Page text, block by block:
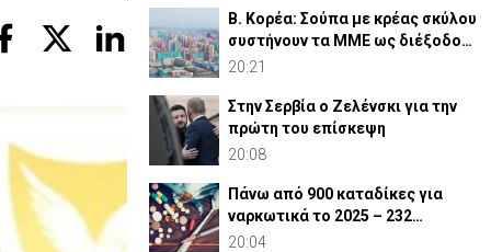
Β. Κορέα: Σούπα με κρέας σκύλου
συστήνουν τα MME ως διέξοδο
στον καύσωνα
20:21
Στην Σερβία ο Ζελένσκι για την
πρώτη του επίσκεψη
20:08
Πάνω από 900 καταδίκες για
ναρκωτικά το 2025 – 232
ναρκέμποροι στη φυλακή
20:04